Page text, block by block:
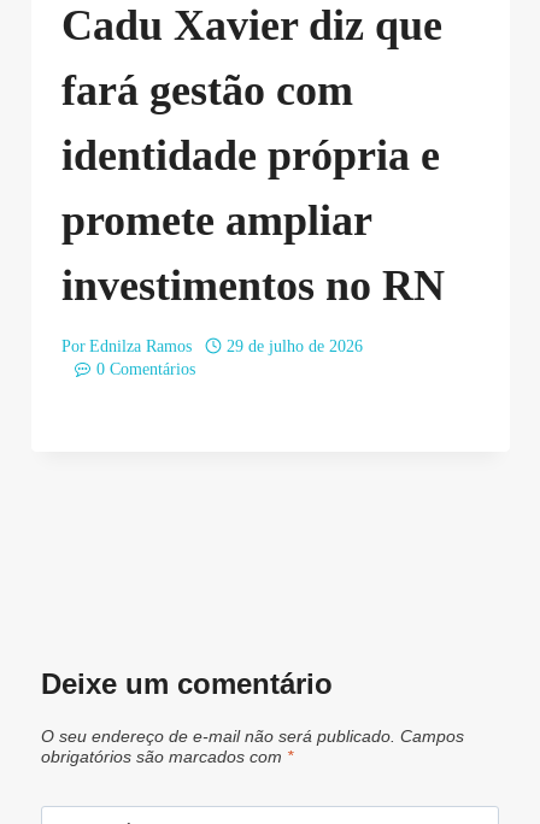
Cadu Xavier diz que
fará gestão com
identidade própria e
promete ampliar
investimentos no RN
Por Ednilza Ramos
29 de julho de 2026
0 Comentários
Deixe um comentário
O seu endereço de e-mail não será publicado. Campos
obrigatórios são marcados com *